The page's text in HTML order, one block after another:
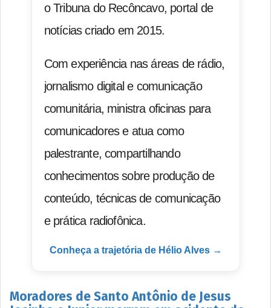
o Tribuna do Recôncavo, portal de
notícias criado em 2015.
Com experiência nas áreas de rádio,
jornalismo digital e comunicação
comunitária, ministra oficinas para
comunicadores e atua como
palestrante, compartilhando
conhecimentos sobre produção de
conteúdo, técnicas de comunicação
e prática radiofônica.
Conheça a trajetória de Hélio Alves →
Moradores de Santo Antônio de Jesus